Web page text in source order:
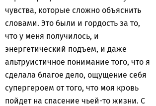
чувства, которые сложно объяснить
словами. Это были и гордость за то,
что у меня получилось, и
энергетический подъем, и даже
альтруистичное понимание того, что я
сделала благое дело, ощущение себя
супергероем от того, что моя кровь
пойдет на спасение чьей-то жизни. С